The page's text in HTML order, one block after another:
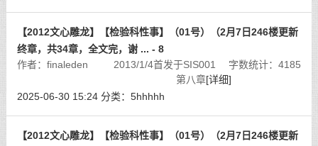
【2012文心雕龙】【检验科性事】（01号）（2月7日246楼更新
终章，共34章，全文完，谢 ... - 8
作者：finaleden 2013/1/4首发于SIS001 字数统计：4185
第八章[详细]
2025-06-30 15:24 分类： 5hhhhh
【2012文心雕龙】【检验科性事】（01号）（2月7日246楼更新